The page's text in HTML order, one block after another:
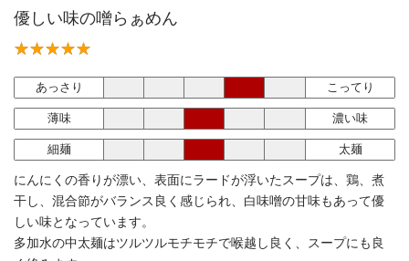
優しい味の噌らぁめん
あっさり こってり
薄味 濃い味
細麺 太麺
にんにくの香りが漂い、表面にラードが浮いたスープは、鶏、煮
干し、混合節がバランス良く感じられ、白味噌の甘味もあって優
しい味となっています。
多加水の中太麺はツルツルモチモチで喉越し良く、スープにも良